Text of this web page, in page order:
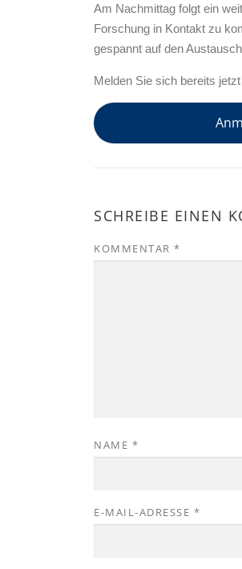
Am Nachmittag folgt ein
Forschung in Kontakt zu
gespannt auf den
Melden Sie sich bereits
SCHREIBE EINEN
KOMMENTAR *
NAME *
E-MAIL-ADRESSE *